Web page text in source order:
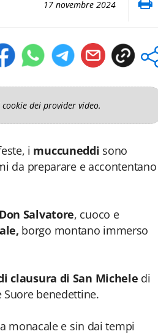
17 novembre 2024
dei provider video.
i muccuneddi sono
da preparare e accontentano
Don Salvatore, cuoco e
borgo montano immerso
clausura di San Michele di
benedettine.
monacale e sin dai tempi